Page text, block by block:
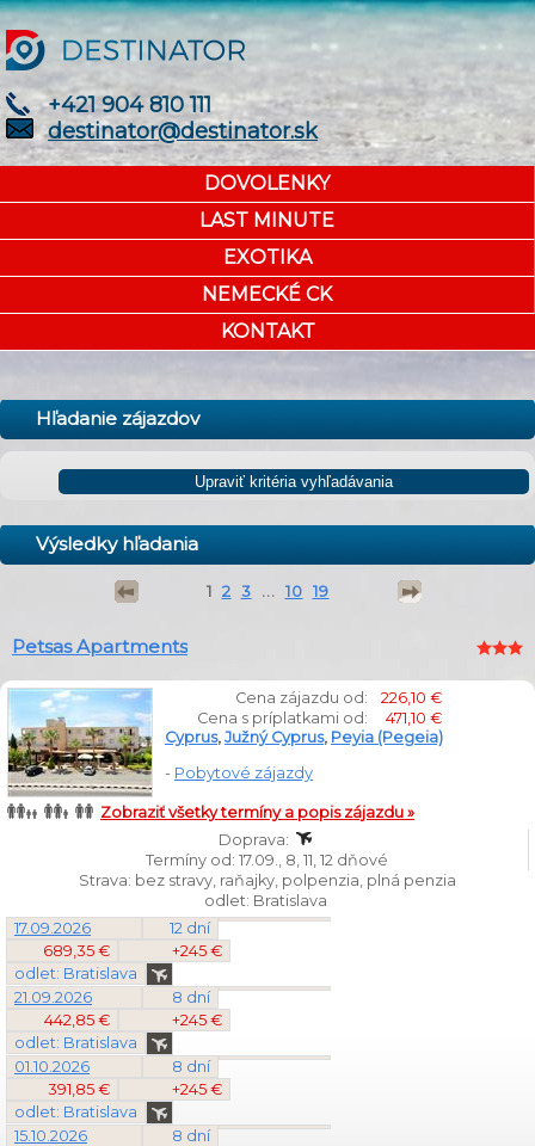
+421 904 810 111
destinator@destinator.sk
DOVOLENKY
LAST MINUTE
EXOTIKA
NEMECKÉ CK
KONTAKT
Hľadanie zájazdov
Výsledky hľadania
1 2 3 ... 10 19
Petsas Apartments
Cena zájazdu od:
226,10 €
Cena s príplatkami od:
471,10 €
Cyprus, Južný Cyprus, Peyia (Pegeia)
- Pobytové zájazdy
Zobraziť všetky termíny a popis zájazdu »
Doprava:
Termíny od: 17.09., 8, 11, 12 dňové
Strava: bez stravy, raňajky, polpenzia, plná penzia
odlet: Bratislava
17.09.2026
12 dní
689,35 €
+245 €
odlet: Bratislava
21.09.2026
8 dní
442,85 €
+245 €
odlet: Bratislava
01.10.2026
8 dní
391,85 €
+245 €
odlet: Bratislava
15.10.2026
8 dní